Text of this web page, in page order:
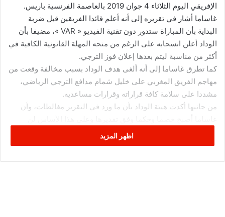
الإفريقي اليوم الثلاثاء 4 جوان 2019 بالعاصمة الفرنسية باريس.
غاساما أشار في تقريره إلى أنه أعلم قائدا الفريقين قبل ضربة
البداية بأن المباراة ستدور دون تقنية الفيديو « VAR »، مضيفا بأن
الوداد أعلن انسحابه على الرغم من منحه المهلة القانونية الكافية في
أكثر من مناسبة ليتم بعدها إعلان فوز الترجي.
كما تطرق غاساما إلى أنه ألغى هدف الوداد بسبب مخالفة وقعت من
مهاجم الفريق المغربي على خليل شمام مدافع الترجي الرياضي،
مشددا على سلامة كافة قراراته وقرارات مساعديه.
من جانبها أكدت هيئة الوداد بأن ما ورد في التقرير مغالطات، وأن
اظهر المزيد